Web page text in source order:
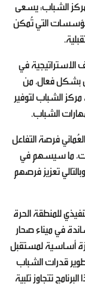
الشباب: يسعى
التي تُمكن
الاستراتيجية في
بشكل فعال، من
الشباب لتوفير
الشباب.
فرصة التفاعل
ما سيسهم في
تعزيز فرصهم
للمنطقة الحرة
في ميناء صحار
أساسية لمستقبل
قدرات الشباب
تتجاوز تلبية